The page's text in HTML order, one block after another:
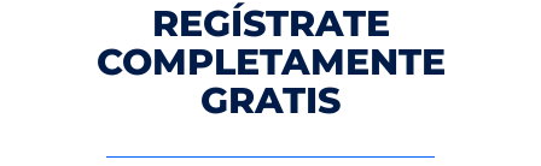
REGÍSTRATE
COMPLETAMENTE
GRATIS